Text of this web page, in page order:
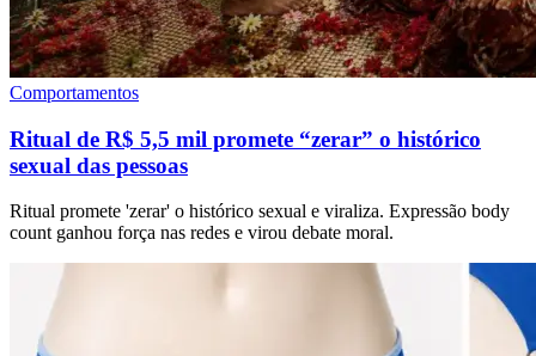
Comportamentos
Ritual de R$ 5,5 mil promete “zerar” o histórico
sexual das pessoas
Ritual promete 'zerar' o histórico sexual e viraliza. Expressão body
count ganhou força nas redes e virou debate moral.